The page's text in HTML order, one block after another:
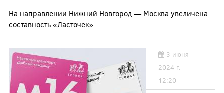
На направлении Нижний Новгород — Москва увеличена
составность «Ласточек»
3 июня
2024 г. —
12:20